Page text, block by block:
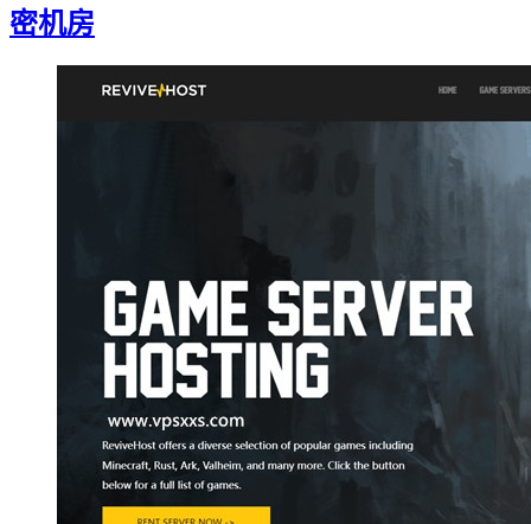
密机房